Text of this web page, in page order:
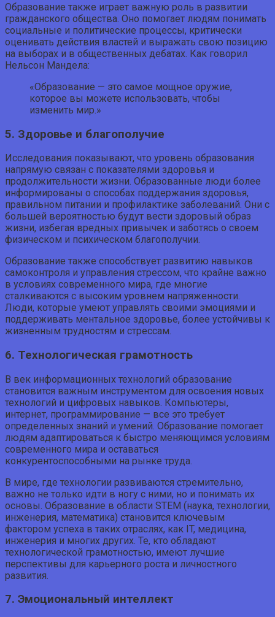
Образование также играет важную роль в развитии
гражданского общества. Оно помогает людям понимать
социальные и политические процессы, критически
оценивать действия властей и выражать свою позицию
на выборах и в общественных дебатах. Как говорил
Нельсон Мандела:
«Образование — это самое мощное оружие,
которое вы можете использовать, чтобы
изменить мир.»
5. Здоровье и благополучие
Исследования показывают, что уровень образования
напрямую связан с показателями здоровья и
продолжительности жизни. Образованные люди более
информированы о способах поддержания здоровья,
правильном питании и профилактике заболеваний. Они с
большей вероятностью будут вести здоровый образ
жизни, избегая вредных привычек и заботясь о своем
физическом и психическом благополучии.
Образование также способствует развитию навыков
самоконтроля и управления стрессом, что крайне важно
в условиях современного мира, где многие
сталкиваются с высоким уровнем напряженности.
Люди, которые умеют управлять своими эмоциями и
поддерживать ментальное здоровье, более устойчивы к
жизненным трудностям и стрессам.
6. Технологическая грамотность
В век информационных технологий образование
становится важным инструментом для освоения новых
технологий и цифровых навыков. Компьютеры,
интернет, программирование — все это требует
определенных знаний и умений. Образование помогает
людям адаптироваться к быстро меняющимся условиям
современного мира и оставаться
конкурентоспособными на рынке труда.
В мире, где технологии развиваются стремительно,
важно не только идти в ногу с ними, но и понимать их
основы. Образование в области STEM (наука, технологии,
инженерия, математика) становится ключевым
фактором успеха в таких отраслях, как IT, медицина,
инженерия и многих других. Те, кто обладают
технологической грамотностью, имеют лучшие
перспективы для карьерного роста и личностного
развития.
7. Эмоциональный интеллект